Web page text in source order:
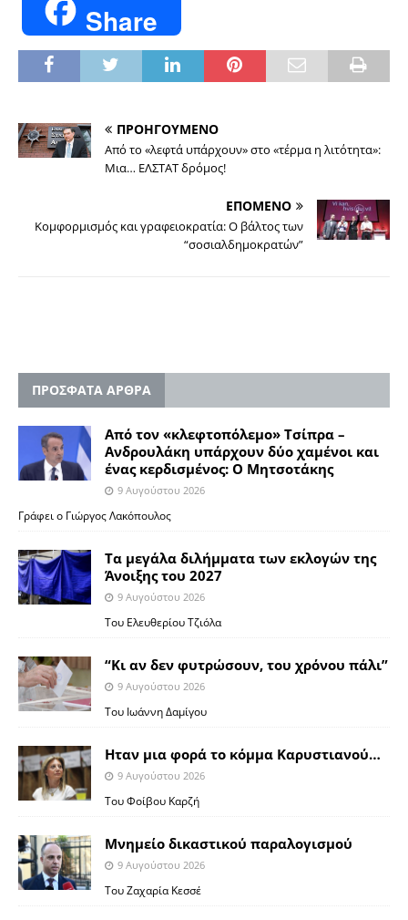
Share
ΠΡΟΗΓΟΥΜΕΝΟ
Από το «λεφτά υπάρχουν» στο «τέρμα η λιτότητα»:
Μια… ΕΛΣΤΑΤ δρόμος!
ΕΠΟΜΕΝΟ
Κομφορμισμός και γραφειοκρατία: Ο βάλτος των
“σοσιαλδημοκρατών”
ΠΡΟΣΦΑΤΑ ΑΡΘΡΑ
Από τον «κλεφτοπόλεμο» Τσίπρα –
Ανδρουλάκη υπάρχουν δύο χαμένοι και
ένας κερδισμένος: Ο Μητσοτάκης
9 Αυγούστου 2026
Γράφει ο Γιώργος Λακόπουλος
Τα μεγάλα διλήμματα των εκλογών της
Άνοιξης του 2027
9 Αυγούστου 2026
Του Ελευθερίου Τζιόλα
“Κι αν δεν φυτρώσουν, του χρόνου πάλι”
9 Αυγούστου 2026
Toυ Ιωάννη Δαμίγου
Ηταν μια φορά το κόμμα Καρυστιανού…
9 Αυγούστου 2026
Του Φοίβου Καρζή
Μνημείο δικαστικού παραλογισμού
9 Αυγούστου 2026
Του Ζαχαρία Κεσσέ